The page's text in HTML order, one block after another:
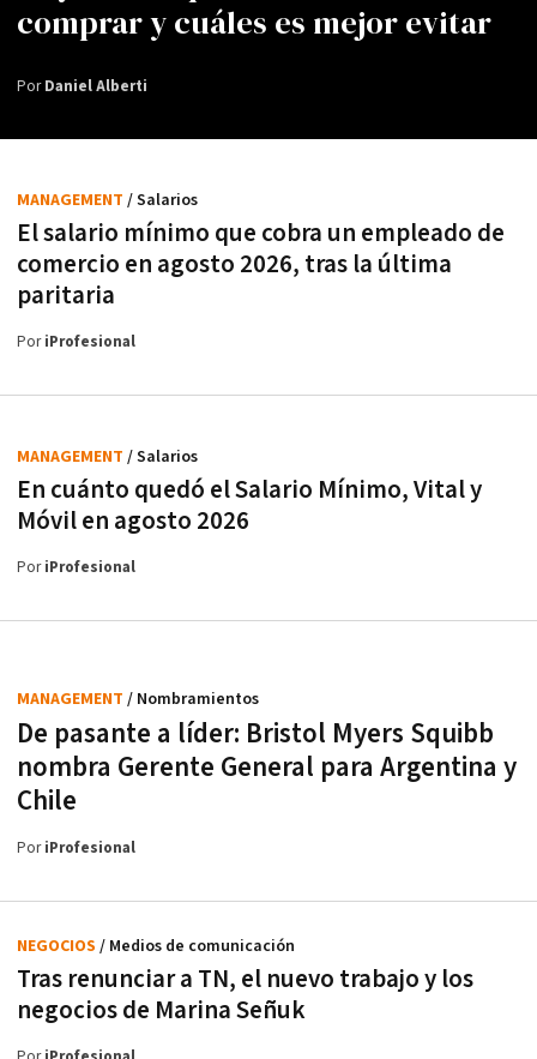
comprar y cuáles es mejor evitar
PorDaniel Alberti
El salario mínimo que cobra un empleado de
comercio en agosto 2026, tras la última
paritaria
MANAGEMENT / Salarios
PoriProfesional
En cuánto quedó el Salario Mínimo, Vital y
Móvil en agosto 2026
MANAGEMENT / Salarios
PoriProfesional
De pasante a líder: Bristol Myers Squibb
nombra Gerente General para Argentina y
Chile
MANAGEMENT / Nombramientos
PoriProfesional
Tras renunciar a TN, el nuevo trabajo y los
negocios de Marina Señuk
NEGOCIOS / Medios de comunicación